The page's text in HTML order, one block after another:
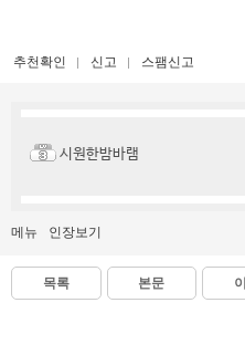
추천확인 신고 스팸신고
시원한밤바램
메뉴 인장보기
목록 본문